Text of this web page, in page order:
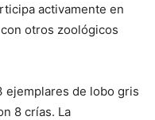
activamente en
otros zoológicos
ejemplares de lobo gris
8 crías. La